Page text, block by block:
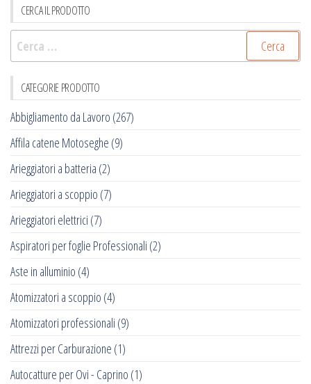
CERCA IL PRODOTTO
Ricerca
per:
CATEGORIE PRODOTTO
Abbigliamento da Lavoro (267)
Affila catene Motoseghe (9)
Arieggiatori a batteria (2)
Arieggiatori a scoppio (7)
Arieggiatori elettrici (7)
Aspiratori per foglie Professionali (2)
Aste in alluminio (4)
Atomizzatori a scoppio (4)
Atomizzatori professionali (9)
Attrezzi per Carburazione (1)
Autocatture per Ovi - Caprino (1)